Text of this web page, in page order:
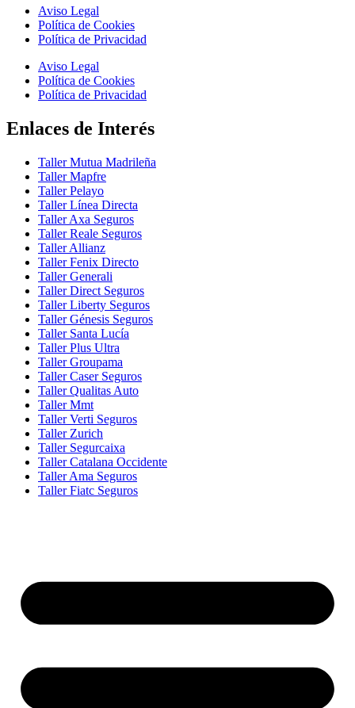
Aviso Legal
Política de Cookies
Política de Privacidad
Aviso Legal
Política de Cookies
Política de Privacidad
Enlaces de Interés
Taller Mutua Madrileña
Taller Mapfre
Taller Pelayo
Taller Línea Directa
Taller Axa Seguros
Taller Reale Seguros
Taller Allianz
Taller Fenix Directo
Taller Generali
Taller Direct Seguros
Taller Liberty Seguros
Taller Génesis Seguros
Taller Santa Lucía
Taller Plus Ultra
Taller Groupama
Taller Caser Seguros
Taller Qualitas Auto
Taller Mmt
Taller Verti Seguros
Taller Zurich
Taller Segurcaixa
Taller Catalana Occidente
Taller Ama Seguros
Taller Fiatc Seguros